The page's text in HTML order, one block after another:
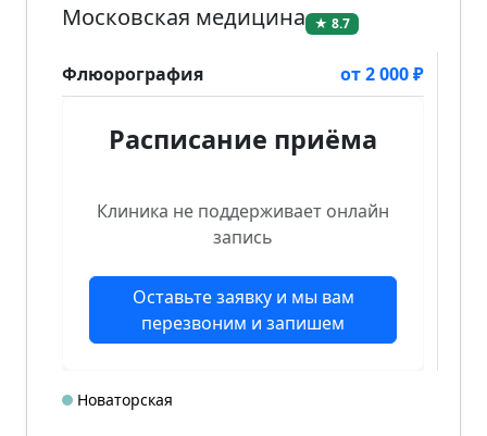
Московская медицина ★ 8.7
Флюорография от 2 000 ₽
Расписание приёма
Клиника не поддерживает онлайн
запись
Оставьте заявку и мы вам
перезвоним и запишем
Новаторская